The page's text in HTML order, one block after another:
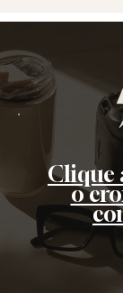
Clique
o